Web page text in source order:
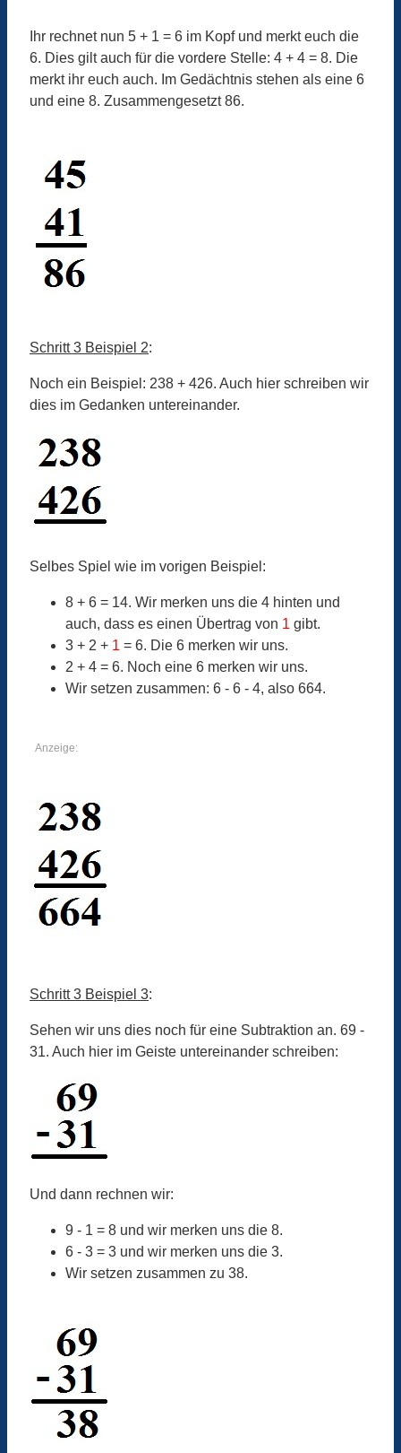
Ihr rechnet nun 5 + 1 = 6 im Kopf und merkt euch die
6. Dies gilt auch für die vordere Stelle: 4 + 4 = 8. Die
merkt ihr euch auch. Im Gedächtnis stehen als eine 6
und eine 8. Zusammengesetzt 86.
Schritt 3 Beispiel 2:
Noch ein Beispiel: 238 + 426. Auch hier schreiben wir
dies im Gedanken untereinander.
Selbes Spiel wie im vorigen Beispiel:
8 + 6 = 14. Wir merken uns die 4 hinten und
auch, dass es einen Übertrag von 1 gibt.
3 + 2 + 1 = 6. Die 6 merken wir uns.
2 + 4 = 6. Noch eine 6 merken wir uns.
Wir setzen zusammen: 6 - 6 - 4, also 664.
Anzeige:
Schritt 3 Beispiel 3:
Sehen wir uns dies noch für eine Subtraktion an. 69 -
31. Auch hier im Geiste untereinander schreiben:
Und dann rechnen wir:
9 - 1 = 8 und wir merken uns die 8.
6 - 3 = 3 und wir merken uns die 3.
Wir setzen zusammen zu 38.